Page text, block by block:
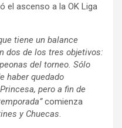
el ascenso a la OK Liga
tiene un balance
dos de los tres objetivos:
del torneo. Sólo
haber quedado
pero a fin de
comienza
y Chuecas